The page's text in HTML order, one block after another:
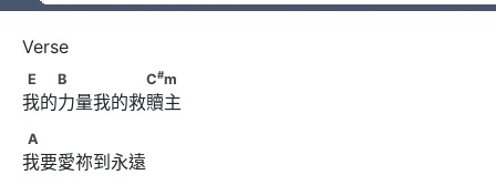
E　　B　　　　　C
E B C#m
我的力量我的救贖主
A
A
我要愛祢到永遠